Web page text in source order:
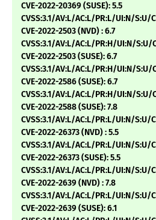
CVE-2022-20369 (SUSE): 5.5
CVSS:3.1/AV:L/AC:L/PR:L/UI:N/S:U/
CVE-2022-2503 (NVD) : 6.7
CVSS:3.1/AV:L/AC:L/PR:H/UI:N/S:U/
CVE-2022-2503 (SUSE): 6.7
CVSS:3.1/AV:L/AC:L/PR:H/UI:N/S:U/
CVE-2022-2586 (SUSE): 6.7
CVSS:3.1/AV:L/AC:L/PR:H/UI:N/S:U/
CVE-2022-2588 (SUSE): 7.8
CVSS:3.1/AV:L/AC:L/PR:L/UI:N/S:U/
CVE-2022-26373 (NVD) : 5.5
CVSS:3.1/AV:L/AC:L/PR:L/UI:N/S:U/
CVE-2022-26373 (SUSE): 5.5
CVSS:3.1/AV:L/AC:L/PR:L/UI:N/S:U/
CVE-2022-2639 (NVD) : 7.8
CVSS:3.1/AV:L/AC:L/PR:L/UI:N/S:U/
CVE-2022-2639 (SUSE): 6.1